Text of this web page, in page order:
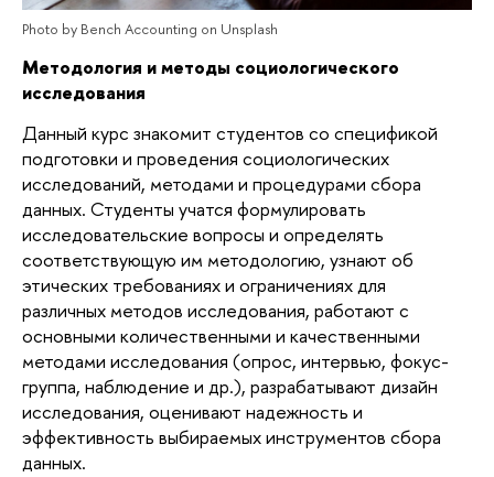
Photo by Bench Accounting on Unsplash
Методология и методы социологического
исследования
Данный курс знакомит студентов со спецификой
подготовки и проведения социологических
исследований, методами и процедурами сбора
данных. Студенты учатся формулировать
исследовательские вопросы и определять
соответствующую им методологию, узнают об
этических требованиях и ограничениях для
различных методов исследования, работают с
основными количественными и качественными
методами исследования (опрос, интервью, фокус-
группа, наблюдение и др.), разрабатывают дизайн
исследования, оценивают надежность и
эффективность выбираемых инструментов сбора
данных.